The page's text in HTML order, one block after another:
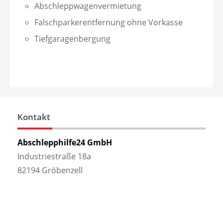
Abschleppwagenvermietung
Falschparkerentfernung ohne Vorkasse
Tiefgaragenbergung
Kontakt
Abschlepphilfe24 GmbH
Industriestraße 18a
82194 Gröbenzell